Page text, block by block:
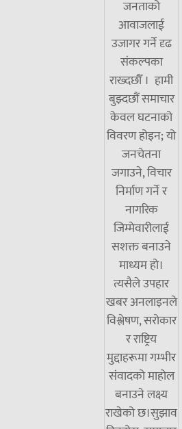
जनताको
आवाजलाई
उजागर गर्ने दृढ
संकल्पका
राख्दछौँ । हामी
बुझ्दछौं समाचार
केवल घटनाको
विवरण होइन; यो
जनचेतना
जगाउने, विचार
निर्माण गर्ने र
नागरिक
जिम्मेवारीलाई
सशक्त बनाउने
माध्यम हो।
त्यसैले उपहार
खबर अनलाइनले
विश्लेषण, सरोकार
र राष्ट्रिय
मुद्दाहरूमा गम्भीर
संवादको माहोल
बनाउने लक्ष्य
राखेको छ।सुझाव